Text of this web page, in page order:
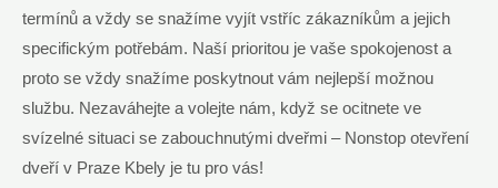
termínů a vždy se snažíme vyjít vstříc zákazníkům a jejich
specifickým potřebám. Naší prioritou je vaše spokojenost a
proto se vždy snažíme poskytnout vám nejlepší možnou
službu. Nezaváhejte a volejte nám, když se ocitnete ve
svízelné situaci se zabouchnutými dveřmi – Nonstop otevření
dveří v Praze Kbely je tu pro vás!